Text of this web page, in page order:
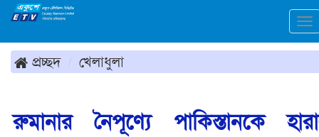
প্রচ্ছদ খেলাধুলা
রুমানার নৈপূণ্যে পাকিস্তানকে